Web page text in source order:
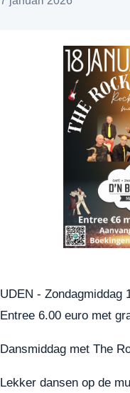
UDEN - Zondagmiddag
Entree 6.00 euro met
Dansmiddag met The
Lekker dansen op de